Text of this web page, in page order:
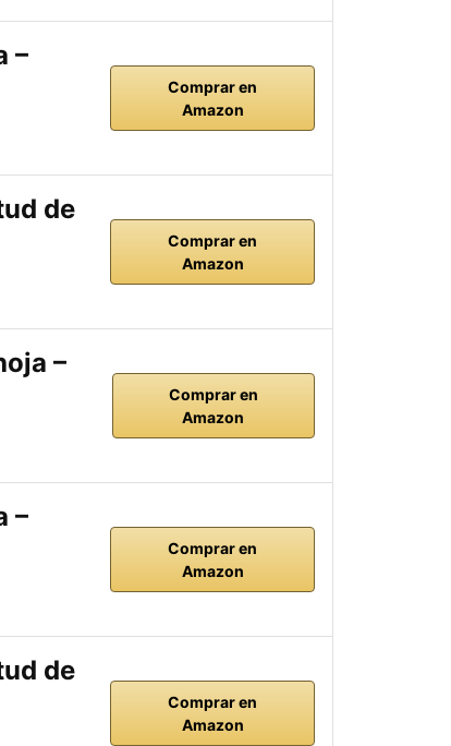
–
Comprar en
Amazon
de
Comprar en
Amazon
–
Comprar en
Amazon
–
Comprar en
Amazon
de
Comprar en
Amazon